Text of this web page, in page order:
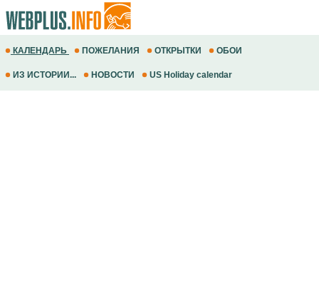
КАЛЕНДАРЬ ПОЖЕЛАНИЯ ОТКРЫТКИ ОБОИ
ИЗ ИСТОРИИ... НОВОСТИ US Holiday calendar